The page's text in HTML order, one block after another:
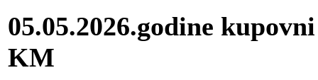
05.05.2026.godine
KM